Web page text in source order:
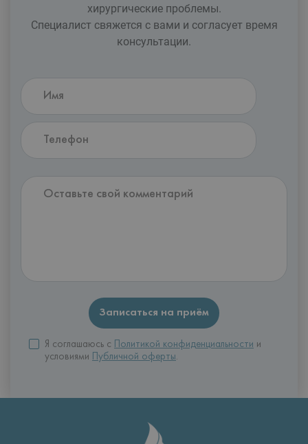
xирургические проблемы.
Специалист свяжется с вами и согласует время
консультации.
Я соглашаюсь с Политикой конфиденциальности и
условиями
Публичной оферты.